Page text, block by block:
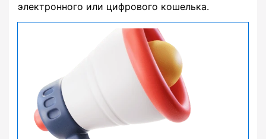
электронного или цифрового кошелька.